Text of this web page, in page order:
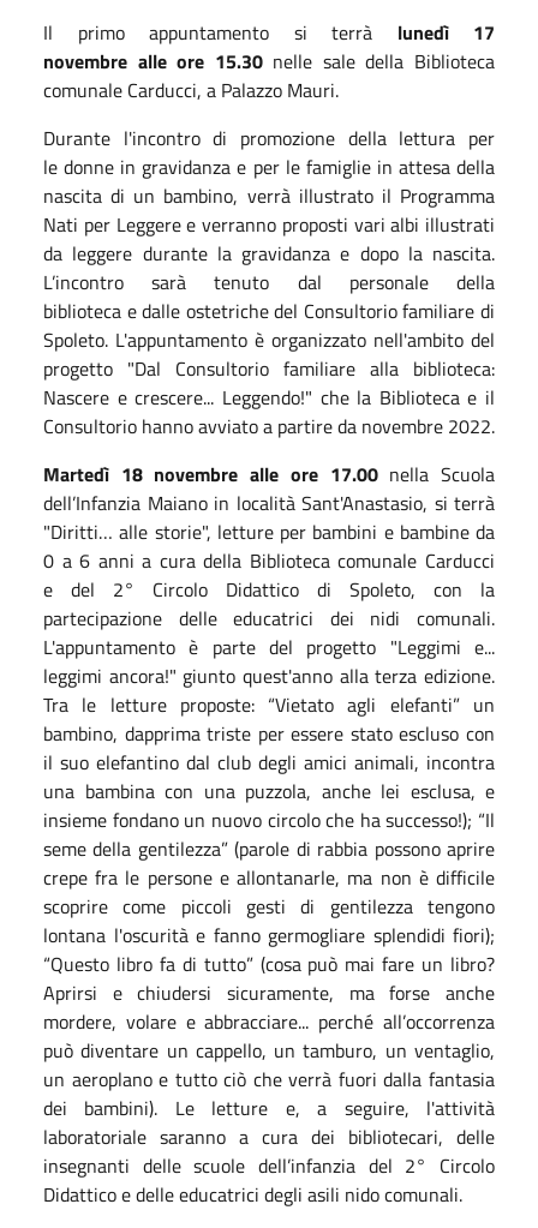
Il primo appuntamento si terrà
lunedì 17
novembre alle ore 15.30 nelle sale della Biblioteca
comunale Carducci, a Palazzo Mauri.
Durante l'incontro di promozione della lettura per
le donne in gravidanza e per le famiglie in attesa della
nascita di un bambino, verrà illustrato il Programma
Nati per Leggeree verranno proposti vari albi illustrati
da leggere durante la gravidanza e dopo la nascita.
L’incontro sarà tenuto dal personale della
biblioteca e dalle ostetriche del Consultorio familiare di
Spoleto. L'appuntamento è organizzato nell'ambito del
progetto "Dal Consultorio familiare alla biblioteca:
Nascere e crescere... Leggendo!" che la Biblioteca e il
Consultorio hanno avviato a partire da novembre 2022.
Martedì 18 novembre alle ore 17.00 nella Scuola
dell’Infanzia Maiano in localitàSant'Anastasio, si terrà
"Diritti… alle storie", letture per bambini e bambine da
0 a 6 anni a cura della Biblioteca comunale Carducci
e del 2° Circolo Didattico di Spoleto, con la
partecipazione delle educatrici dei nidi comunali.
L'appuntamento è parte del progetto "Leggimi e...
leggimi ancora!" giunto quest'anno alla terza edizione.
Tra le letture proposte: “Vietato agli elefanti” un
bambino, dapprima triste per essere stato escluso con
il suo elefantino dal club degli amici animali, incontra
una bambina con una puzzola, anche lei esclusa, e
insieme fondano un nuovo circolo che ha successo!); “Il
seme della gentilezza” (parole di rabbia possono aprire
crepe fra le persone e allontanarle, ma non è difficile
scoprire come piccoli gesti di gentilezza tengono
lontana l'oscurità e fanno germogliare splendidi fiori);
“Questo libro fa di tutto” (cosa può mai fare un libro?
Aprirsi e chiudersi sicuramente, ma forse anche
mordere, volare e abbracciare... perché all’occorrenza
può diventare un cappello, un tamburo, un ventaglio,
un aeroplano e tutto ciò che verrà fuori dalla fantasia
dei bambini). ​Le letture e, a seguire, l'attività
laboratoriale saranno a cura dei bibliotecari, delle
insegnanti delle scuole dell’infanzia del 2° Circolo
Didattico e delle educatrici degli asili nido comunali.